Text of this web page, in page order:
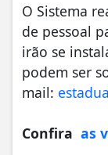
O Sistema
de pessoal
irão se
podem ser
mail:
Confira as